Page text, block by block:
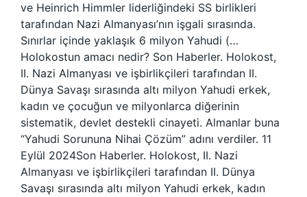
ve Heinrich Himmler liderliğindeki SS birlikleri
tarafından Nazi Almanyası’nın işgali sırasında.
Sınırlar içinde yaklaşık 6 milyon Yahudi (…
Holokostun amacı nedir? Son Haberler. Holokost,
II. Nazi Almanyası ve işbirlikçileri tarafından II.
Dünya Savaşı sırasında altı milyon Yahudi erkek,
kadın ve çocuğun ve milyonlarca diğerinin
sistematik, devlet destekli cinayeti. Almanlar buna
“Yahudi Sorununa Nihai Çözüm” adını verdiler. 11
Eylül 2024Son Haberler. Holokost, II. Nazi
Almanyası ve işbirlikçileri tarafından II. Dünya
Savaşı sırasında altı milyon Yahudi erkek, kadın